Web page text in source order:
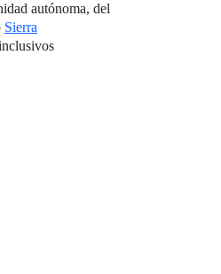
autónoma, del
Sierra